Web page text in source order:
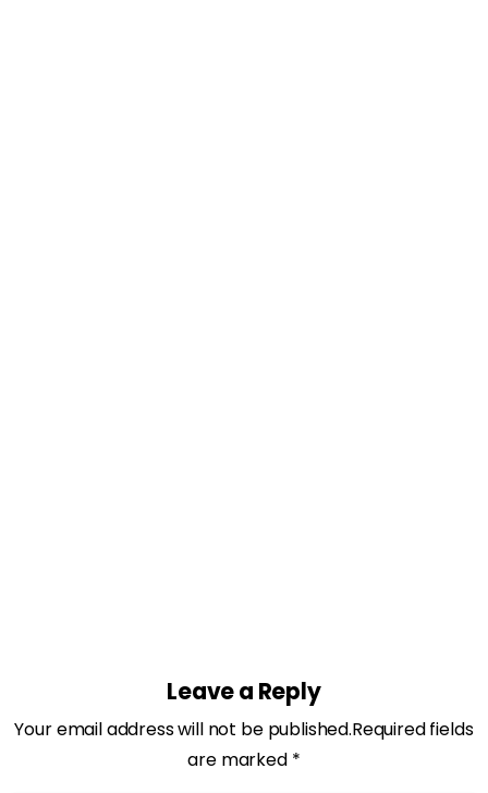
Leave a Reply
Your email address will not be published.Required fields
are marked *